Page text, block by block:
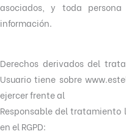
asociados, y toda
información.
Derechos derivados del
Usuario tiene sobre
ejercer frente al
Responsable del tratamiento
en el RGPD: